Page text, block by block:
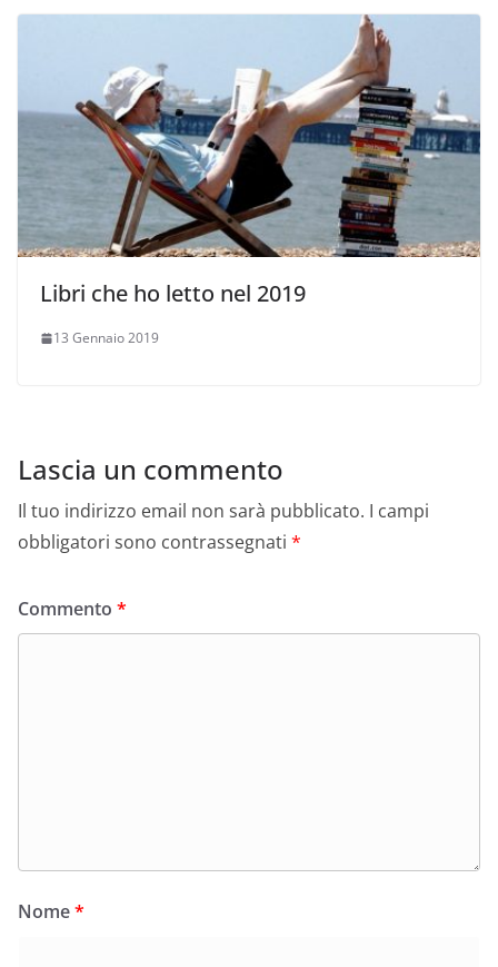
Libri che ho letto nel 2019
13 Gennaio 2019
Lascia un commento
Il tuo indirizzo email non sarà pubblicato. I campi
obbligatori sono contrassegnati *
Commento *
Nome*